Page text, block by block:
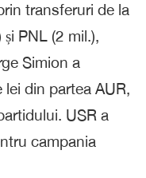
transferuri de la
PNL (2 mil.),
Simion a
din partea AUR,
USR a
campania